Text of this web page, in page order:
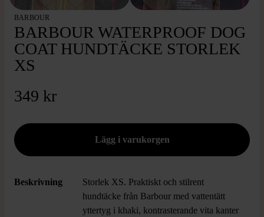
BARBOUR
BARBOUR WATERPROOF DOG
COAT HUNDTÄCKE STORLEK
XS
349 kr
Beskrivning
Storlek XS. Praktiskt och stilrent
hundtäcke från Barbour med vattentätt
yttertyg i khaki, kontrasterande vita kanter